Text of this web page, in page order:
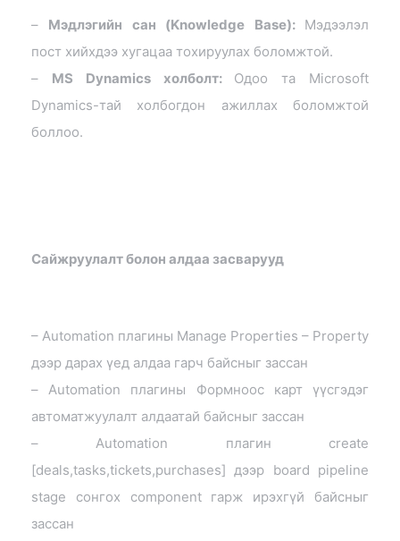
– Мэдлэгийн сан (Knowledge Base): Мэдээлэл
пост хийхдээ хугацаа тохируулах боломжтой.
– MS Dynamics холболт: Одоо та Microsoft
Dynamics-тай холбогдон ажиллах боломжтой
боллоо.
Сайжруулалт болон алдаа засварууд
– Automation плагины Manage Properties – Property
дээр дарах үед алдаа гарч байсныг зассан
– Automation плагины Формноос карт үүсгэдэг
автоматжуулалт алдаатай байсныг зассан
– Automation плагин create
[deals,tasks,tickets,purchases] дээр board pipeline
stage сонгох component гарж ирэхгүй байсныг
зассан